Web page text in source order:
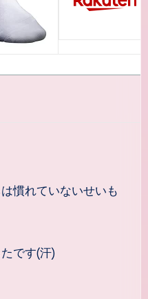
慣れていないせいも
です(汗)